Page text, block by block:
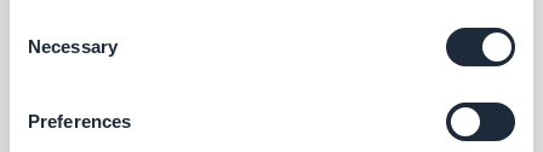
Selection
Necessary
Preferences
dies der richtige Weg für Thalas war!
Durch das Erstellen der Thalas App mit Hilfe von